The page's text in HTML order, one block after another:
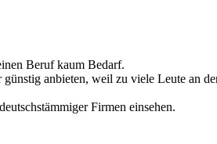
Beruf kaum Bedarf.
anbieten, weil zu viele Leute an
Firmen einsehen.